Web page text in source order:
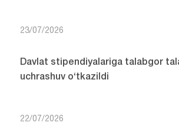
23/07/2026
Davlat stipendiyalariga talabgor
uchrashuv o‘tkazildi
22/07/2026